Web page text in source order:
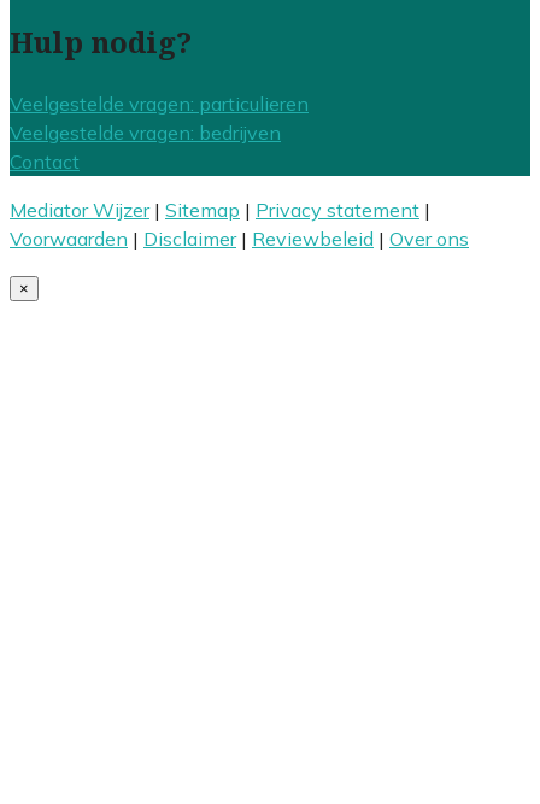
Hulp nodig?
Veelgestelde vragen: particulieren
Veelgestelde vragen: bedrijven
Contact
Mediator Wijzer| Sitemap | Privacy statement |
Voorwaarden | Disclaimer| Reviewbeleid | Over ons
×